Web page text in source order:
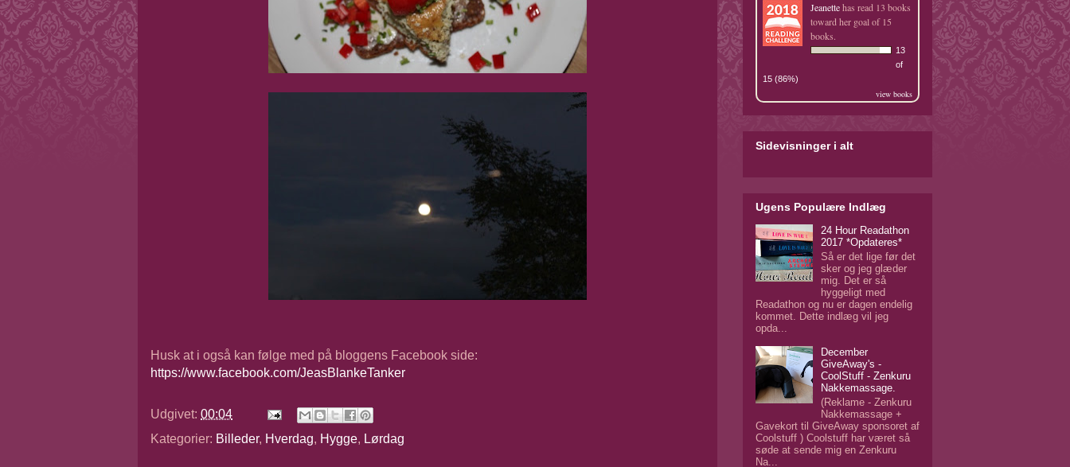
Husk at i også kan følge med på bloggens Facebook side:
https://www.facebook.com/JeasBlankeTanker
Udgivet: 00:04
Kategorier: Billeder, Hverdag, Hygge, Lørdag
Jeanettehas read 13 books
toward her goal of 15
books.
13
of
15 (86%)
view books
Sidevisninger i alt
Ugens Populære Indlæg
24 Hour Readathon
2017 *Opdateres*
Så er det lige før det
sker og jeg glæder
mig. Det er så
hyggeligt med
Readathon og nu er dagen endelig
kommet. Dette indlæg vil jeg
opda...
December
GiveAway's -
CoolStuff - Zenkuru
Nakkemassage.
(Reklame - Zenkuru
Nakkemassage +
Gavekort til GiveAway sponsoret af
Coolstuff ) Coolstuff har været så
søde at sende mig en Zenkuru
Na...